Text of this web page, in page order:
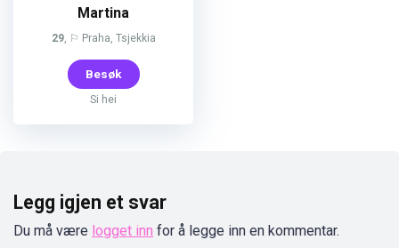
Martina
29, ⚐ Praha, Tsjekkia
Besøk
Si hei
Legg igjen et svar
Du må være logget inn for å legge inn en kommentar.